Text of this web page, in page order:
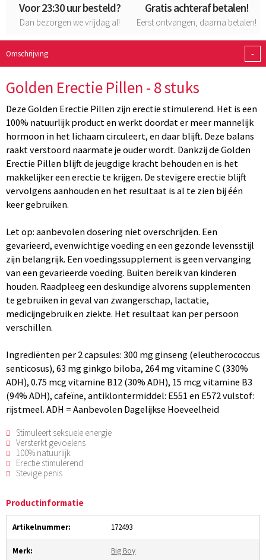
Voor 23:30 uur besteld?
Dan bezorgen we vrijdag al!
Gratis achteraf betalen!
Eerst ontvangen, daarna betalen!
Omschrijving -
Golden Erectie Pillen - 8 stuks
Deze Golden Erectie Pillen zijn erectie stimulerend. Het is een
100% natuurlijk product en werkt doordat er meer mannelijk
hormoon in het lichaam circuleert, en daar blijft. Deze balans
raakt verstoord naarmate je ouder wordt. Dankzij de Golden
Erectie Pillen blijft de jeugdige kracht behouden en is het
makkelijker een erectie te krijgen. De stevigere erectie blijft
vervolgens aanhouden en het resultaat is al te zien bij één
keer gebruiken.
Let op: aanbevolen dosering niet overschrijden. Een
gevarieerd, evenwichtige voeding en een gezonde levensstijl
zijn belangrijk. Een voedingssupplement is geen vervanging
van een gevarieerde voeding. Buiten bereik van kinderen
houden. Raadpleeg een deskundige alvorens supplementen
te gebruiken in geval van zwangerschap, lactatie,
medicijngebruik en ziekte. Het resultaat kan per persoon
verschillen.
Ingrediënten per 2 capsules: 300 mg ginseng (eleutherococcus
senticosus), 63 mg ginkgo biloba, 264 mg vitamine C (330%
ADH), 0.75 mcg vitamine B12 (30% ADH), 15 mcg vitamine B3
(94% ADH), cafeïne, antiklontermiddel: E551 en E572 vulstof:
rijstmeel. ADH = Aanbevolen Dagelijkse Hoeveelheid
Stimuleert seksuele energie
Versterkt gevoelens
100% natuurlijk
Erectie stimulerend
Stevige penis
Productinformatie
Artikelnummer: 172493
Merk: Big Boy